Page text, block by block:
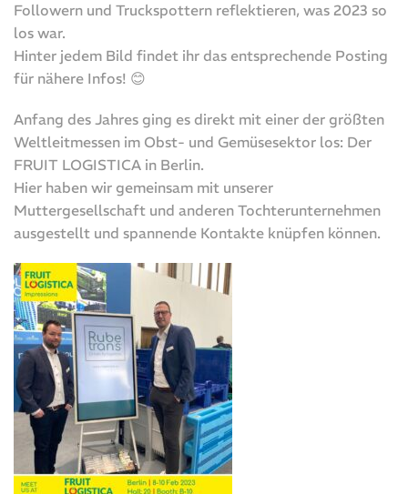
Followern und Truckspottern reflektieren, was 2023 so
los war.
Hinter jedem Bild findet ihr das entsprechende Posting
für nähere Infos! 😊
Anfang des Jahres ging es direkt mit einer der größten
Weltleitmessen im Obst- und Gemüsesektor los: Der
FRUIT LOGISTICA in Berlin.
Hier haben wir gemeinsam mit unserer
Muttergesellschaft und anderen Tochterunternehmen
ausgestellt und spannende Kontakte knüpfen können.